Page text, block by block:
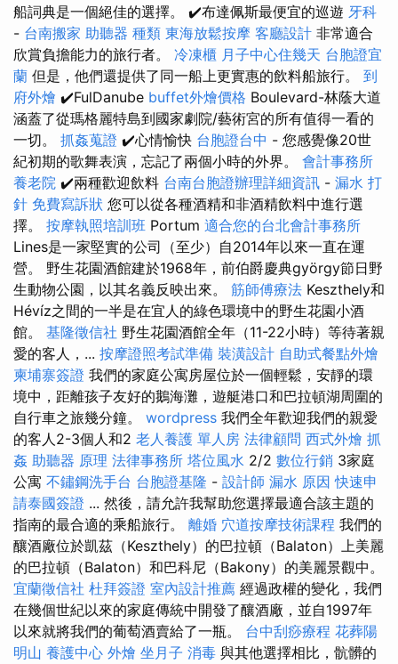
船詞典是一個絕佳的選擇。 ✔️布達佩斯最便宜的巡遊 牙科
- 台南搬家 助聽器 種類 東海放鬆按摩 客廳設計 非常適合
欣賞負擔能力的旅行者。 冷凍櫃 月子中心住幾天 台胞證宜
蘭 但是，他們還提供了同一船上更實惠的飲料船旅行。 到
府外燴 ✔️FulDanube buffet外燴價格 Boulevard-林蔭大道
涵蓋了從瑪格麗特島到國家劇院/藝術宮的所有值得一看的
一切。 抓姦蒐證 ✔️心情愉快 台胞證台中 - 您感覺像20世
紀初期的歌舞表演，忘記了兩個小時的外界。 會計事務所
養老院 ✔️兩種歡迎飲料 台南台胞證辦理詳細資訊 - 漏水 打
針 免費寫訴狀 您可以從各種酒精和非酒精飲料中進行選
擇。 按摩執照培訓班 Portum 適合您的台北會計事務所
Lines是一家堅實的公司（至少）自2014年以來一直在運
營。 野生花園酒館建於1968年，前伯爵慶典györgy節日野
生動物公園，以其名義反映出來。 筋師傅療法 Keszthely和
Hévíz之間的一半是在宜人的綠色環境中的野生花園小酒
館。 基隆徵信社 野生花園酒館全年（11-22小時）等待著親
愛的客人，... 按摩證照考試準備 裝潢設計 自助式餐點外燴
柬埔寨簽證 我們的家庭公寓房屋位於一個輕鬆，安靜的環
境中，距離孩子友好的鵝海灘，遊艇港口和巴拉頓湖周圍的
自行車之旅幾分鐘。 wordpress 我們全年歡迎我們的親愛
的客人2-3個人和2 老人養護 單人房 法律顧問 西式外燴 抓
姦 助聽器 原理 法律事務所 塔位風水 2/2 數位行銷 3家庭
公寓 不鏽鋼洗手台 台胞證基隆 - 設計師 漏水 原因 快速申
請泰國簽證 ... 然後，請允許我幫助您選擇最適合該主題的
指南的最合適的乘船旅行。 離婚 穴道按摩技術課程 我們的
釀酒廠位於凱茲（Keszthely）的巴拉頓（Balaton）上美麗
的巴拉頓（Balaton）和巴科尼（Bakony）的美麗景觀中。
宜蘭徵信社 杜拜簽證 室內設計推薦 經過政權的變化，我們
在幾個世紀以來的家庭傳統中開發了釀酒廠，並自1997年
以來就將我們的葡萄酒賣給了一瓶。 台中刮痧療程 花葬陽
明山 養護中心 外燴 坐月子 消毒 與其他選擇相比，骯髒的